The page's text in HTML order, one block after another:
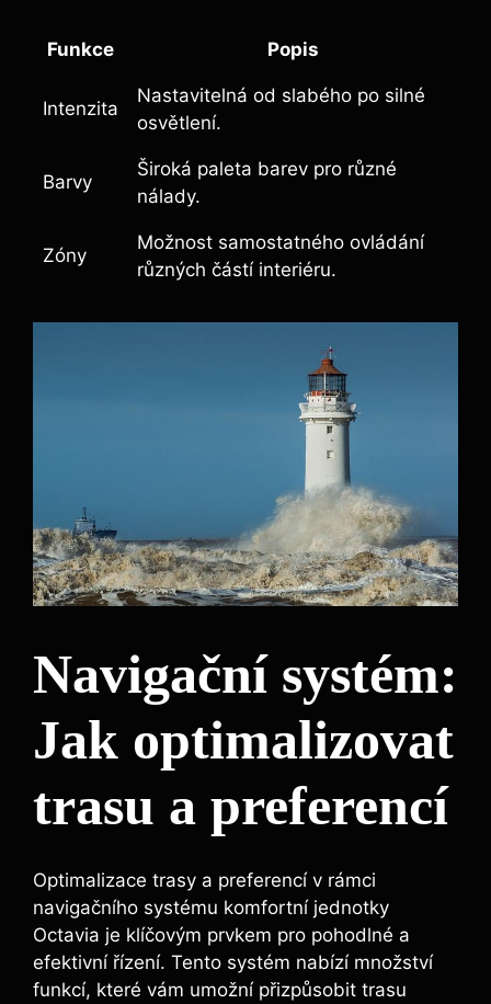
Funkce Popis
Intenzita
Nastavitelná od slabého po silné
osvětlení.
Barvy
Široká paleta barev pro různé
nálady.
Zóny
Možnost samostatného ovládání
různých částí interiéru.
Navigační systém:
Jak optimalizovat
trasu a preferencí
Optimalizace trasy a preferencí v rámci
navigačního systému komfortní jednotky
Octavia je klíčovým prvkem pro pohodlné a
efektivní řízení. Tento systém nabízí množství
funkcí, které vám umožní přizpůsobit trasu